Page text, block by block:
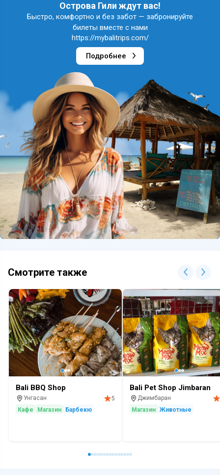
Острова Гили ждут вас!
Быстро, комфортно и без забот — забронируйте
билеты вместе с нами
https://mybalitrips.com/
Подробнее
Смотрите также
Bali BBQ Shop
Унгасан
5
Кафе
Магазин Барбекю
Bali Pet Shop Jimbaran
Джимбаран
Магазин Животные